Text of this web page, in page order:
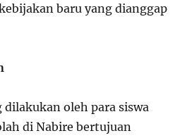
baru yang dianggap
oleh para siswa
di Nabire bertujuan